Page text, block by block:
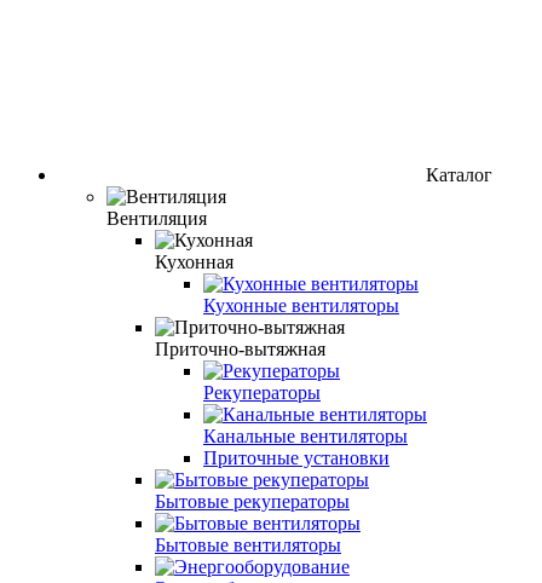
Каталог
Вентиляция
Кухонная
Кухонные вентиляторы
Приточно-вытяжная
Рекуператоры
Канальные вентиляторы
Приточные установки
Бытовые рекуператоры
Бытовые вентиляторы